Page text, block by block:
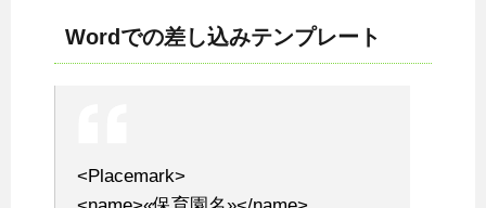
Wordでの差し込みテンプレート
<Placemark>